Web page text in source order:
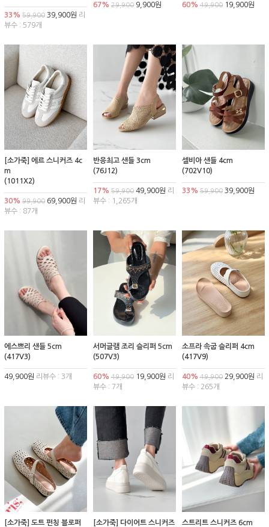
33% 59,900 39,900원 리
뷰수 : 579개
67% 29,9009,900원 60% 49,90019,900원
[소가죽] 에르 스니커즈 4c
m
(1011X2)
30% 99,900 69,900원 리
뷰수 : 87개
반응최고 샌들 3cm
(76J12)
17% 59,90049,900원 리
뷰수 : 1,265개
셀비아 샌들 4cm
(702V10)
33% 59,90039,900원
에스쁘리 샌들 5cm
(417V3)
49,900원 리뷰수 : 3개
서머글램 조리 슬리퍼 5cm
(507V3)
60% 49,90019,900원 리
뷰수 : 7개
소프라 속굽 슬리퍼 4cm
(417V9)
40% 49,90029,900원 리
뷰수 : 265개
[소가죽] 도트 펀칭 블로퍼
[소가죽] 다이어트 스니커즈
스트리트 스니커즈 6cm